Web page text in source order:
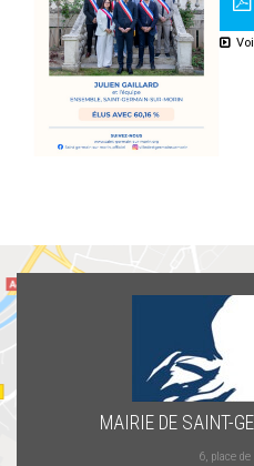
MAIRIE DE SAINT-
6, place